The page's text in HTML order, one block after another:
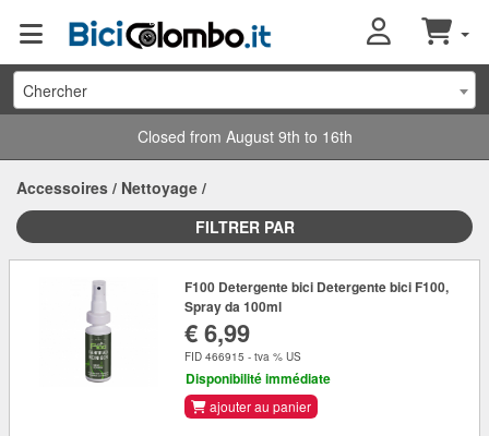
Chercher
Closed from August 9th to 16th
Accessoires / Nettoyage /
FILTRER PAR
F100 Detergente bici Detergente bici F100,
Spray da 100ml
€ 6,99
FID 466915 - tva % US
Disponibilité immédiate
ajouter au panier